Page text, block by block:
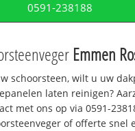
0591-238188
Emmen
schoorsteen, wilt u uw
laten reinigen?
met ons op via 0591-
of offerte snel